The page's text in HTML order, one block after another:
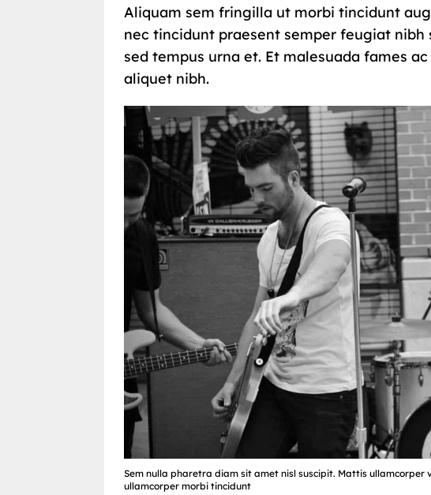
Aliquam sem fringilla ut morbi tincidunt
nec tincidunt praesent semper feugiat nibh
sed tempus urna et. Et malesuada fames
aliquet nibh.
Sem nulla pharetra diam sit amet nisl suscipit. Mattis ullamcorper
ullamcorper morbi tincidunt